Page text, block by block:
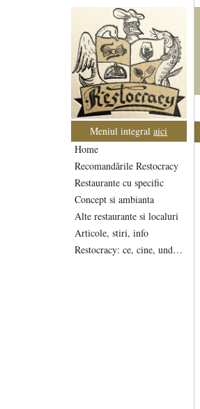
Meniul integralaici
Home
Recomandările Restocracy
Restaurante cu specific
Concept si ambianta
Alte restaurante si localuri
Articole, stiri, info
Restocracy: ce, cine, unde...